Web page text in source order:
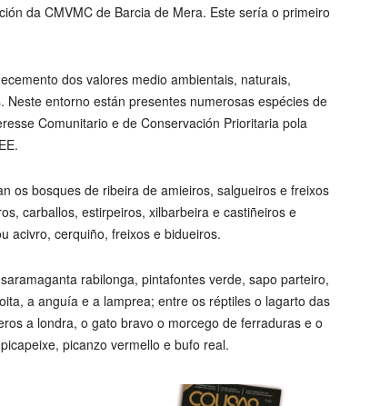
da CMVMC de Barcia de Mera. Este sería o primeiro
dos valores medio ambientais, naturais,
entorno están presentes numerosas espécies de
Comunitario e de Conservación Prioritaria pola
os bosques de ribeira de amieiros, salgueiros e freixos
carballos, estirpeiros, xilbarbeira e castiñeiros e
acivro, cerquiño, freixos e bidueiros.
rabilonga, pintafontes verde, sapo parteiro,
a anguía e a lamprea; entre os réptiles o lagarto das
a londra, o gato bravo o morcego de ferraduras e o
picanzo vermello e bufo real.